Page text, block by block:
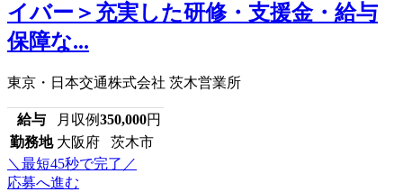
イバー＞充実した研修・支援金・給与
保障な...
東京・日本交通株式会社 茨木営業所
給与 月収例350,000円
勤務地 大阪府 茨木市
＼最短45秒で完了／
応募へ進む